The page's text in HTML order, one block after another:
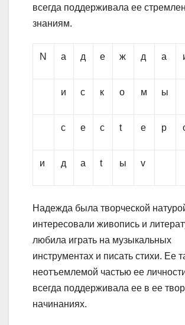
всегда поддерживала ее
знаниям.
N а д е ж д а
и с к о м ы
с е с t e р
и д a t ы v
Надежда была творческой
интересовали живопись и
любила играть на музыкальных
инструментах и писать стихи. Ее
неотъемлемой частью ее
всегда поддерживала ее в ее
начинаниях.